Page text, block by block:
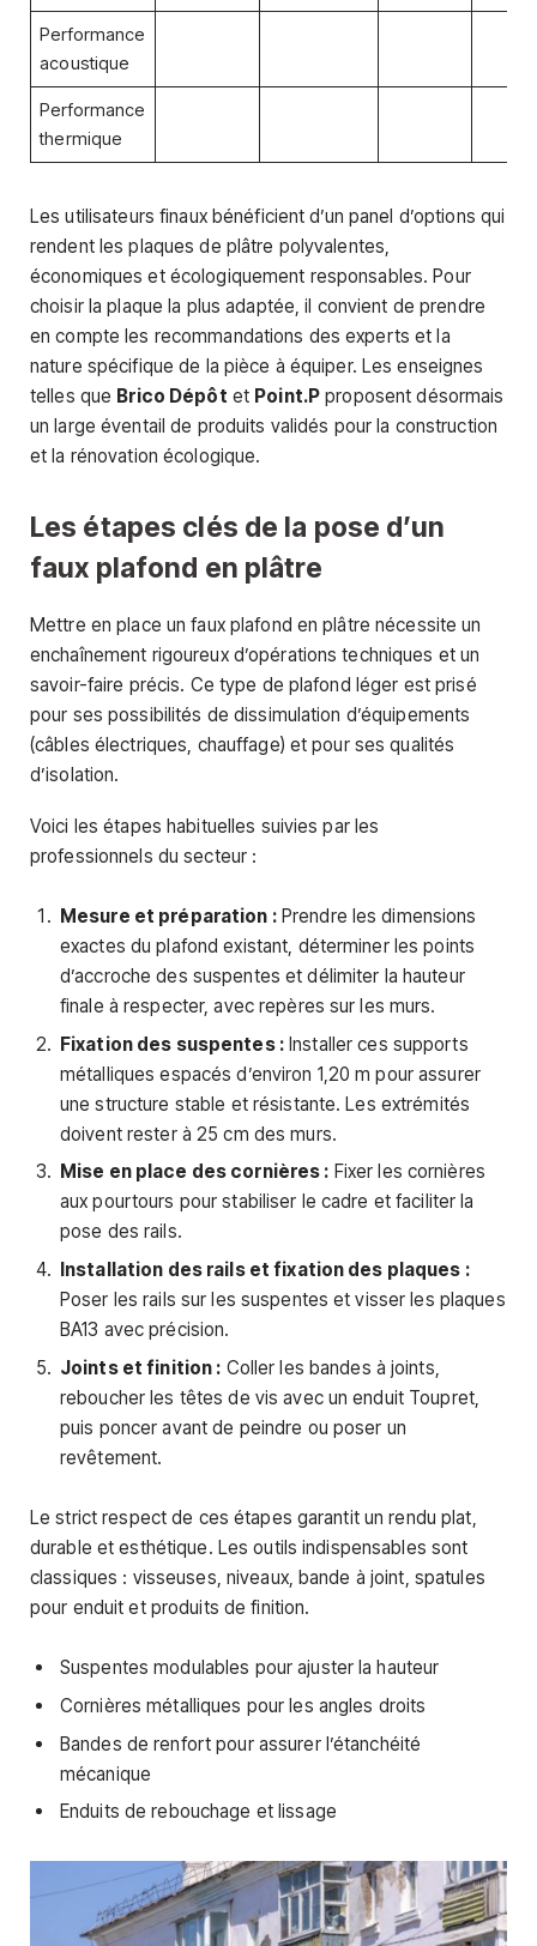
Performance
acoustique
Performance
thermique
Les utilisateurs finaux bénéficient d’un panel d’options qui
rendent les plaques de plâtre polyvalentes,
économiques et écologiquement responsables. Pour
choisir la plaque la plus adaptée, il convient de prendre
en compte les recommandations des experts et la
nature spécifique de la pièce à équiper. Les enseignes
telles que Brico Dépôt et Point.P proposent désormais
un large éventail de produits validés pour la construction
et la rénovation écologique.
Les étapes clés de la pose d’un
faux plafond en plâtre
Mettre en place un faux plafond en plâtre nécessite un
enchaînement rigoureux d’opérations techniques et un
savoir-faire précis. Ce type de plafond léger est prisé
pour ses possibilités de dissimulation d’équipements
(câbles électriques, chauffage) et pour ses qualités
d’isolation.
Voici les étapes habituelles suivies par les
professionnels du secteur :
Mesure et préparation :Prendre les dimensions
exactes du plafond existant, déterminer les points
d’accroche des suspentes et délimiter la hauteur
finale à respecter, avec repères sur les murs.
Fixation des suspentes :Installer ces supports
métalliques espacés d’environ 1,20 m pour assurer
une structure stable et résistante. Les extrémités
doivent rester à 25 cm des murs.
Mise en place des cornières : Fixer les cornières
aux pourtours pour stabiliser le cadre et faciliter la
pose des rails.
Installation des rails et fixation des plaques :
Poser les rails sur les suspentes et visser les plaques
BA13 avec précision.
Joints et finition : Coller les bandes à joints,
reboucher les têtes de vis avec un enduit Toupret,
puis poncer avant de peindre ou poser un
revêtement.
Le strict respect de ces étapes garantit un rendu plat,
durable et esthétique. Les outils indispensables sont
classiques : visseuses, niveaux, bande à joint, spatules
pour enduit et produits de finition.
Suspentes modulables pour ajuster la hauteur
Cornières métalliques pour les angles droits
Bandes de renfort pour assurer l’étanchéité
mécanique
Enduits de rebouchage et lissage